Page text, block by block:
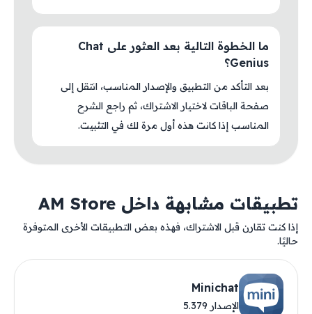
ما الخطوة التالية بعد العثور على Chat
Genius؟
بعد التأكد من التطبيق والإصدار المناسب، انتقل إلى
صفحة الباقات لاختيار الاشتراك، ثم راجع الشرح
المناسب إذا كانت هذه أول مرة لك في التثبيت.
تطبيقات مشابهة داخل AM Store
إذا كنت تقارن قبل الاشتراك، فهذه بعض التطبيقات الأخرى المتوفرة
حاليًا.
Minichat
الإصدار 5.379